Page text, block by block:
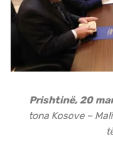
Prishtinë, 20
tona Kosove –